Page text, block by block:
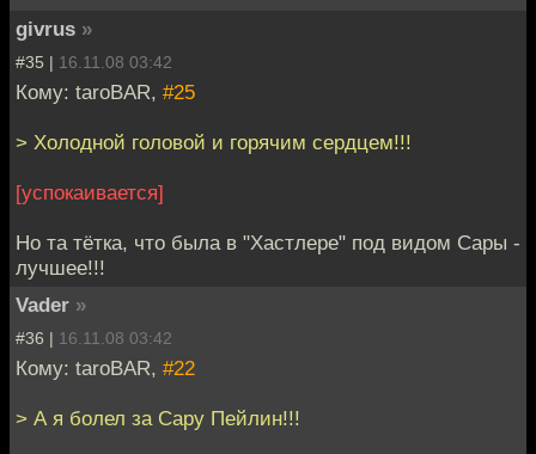
givrus »
#35 | 16.11.08 03:42
Кому: taroBAR, #25
> Холодной головой и горячим сердцем!!!
[успокаивается]
Но та тётка, что была в "Хастлере" под видом Сары -
лучшее!!!
Vader »
#36 | 16.11.08 03:42
Кому: taroBAR, #22
> А я болел за Сару Пейлин!!!